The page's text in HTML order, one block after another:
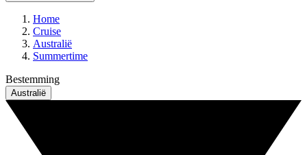
Home
Cruise
Australië
Summertime
Bestemming
Australië